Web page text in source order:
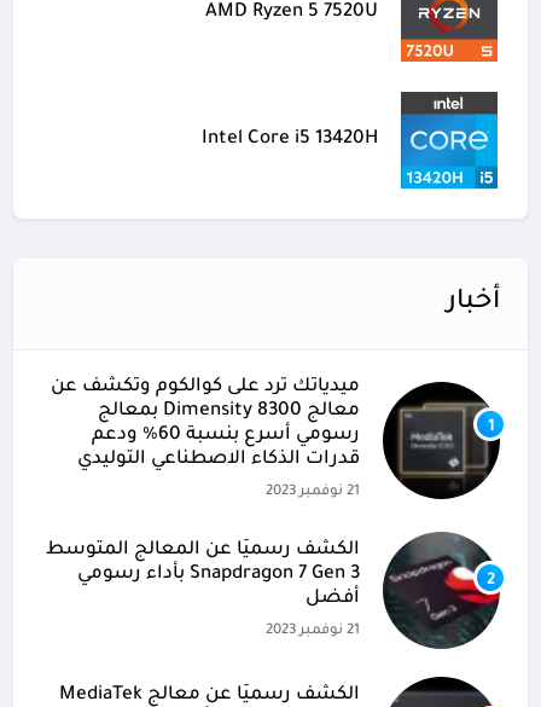
AMD Ryzen 5 7520U
Intel Core i5 13420H
أخبار
1
ميدياتك ترد على كوالكوم وتكشف عن
معالج Dimensity 8300 بمعالج
رسومي أسرع بنسبة 60% ودعم
قدرات الذكاء الاصطناعي التوليدي
21 نوفمبر 2023
2
الكشف رسميًا عن المعالج المتوسط
Snapdragon 7 Gen 3 بأداء رسومي
أفضل
21 نوفمبر 2023
الكشف رسميًا عن معالج MediaTek